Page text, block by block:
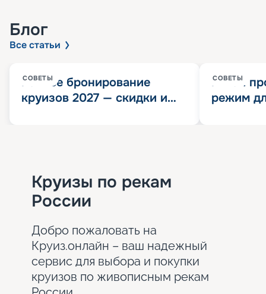
Блог
Все статьи
СОВЕТЫ
Раннее бронирование
круизов 2027 — скидки и
СОВЕТЫ
Китай
режим
Круизы по рекам
России
Добро пожаловать на
Круиз.онлайн – ваш надежный
сервис для выбора и покупки
круизов по живописным рекам